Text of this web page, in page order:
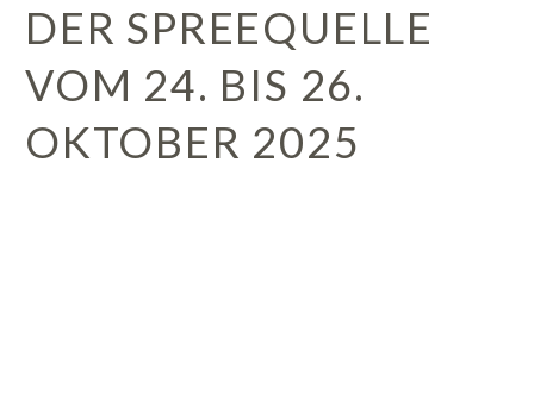
DER SPREEQUELLE
VOM 24. BIS 26.
OKTOBER 2025